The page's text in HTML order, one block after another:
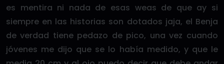
es mentira ni nada de esas weas de que ay si
siempre en las historias son dotados jaja, el Benja
de verdad tiene pedazo de pico, una vez cuando
jóvenes me dijo que se lo había medido, y que le